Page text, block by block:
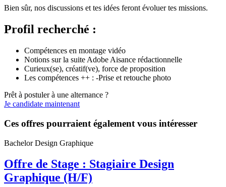
Bien sûr, nos discussions et tes idées feront évoluer tes missions.
Profil recherché :
Compétences en montage vidéo
Notions sur la suite Adobe Aisance rédactionnelle
Curieux(se), créatif(ve), force de proposition
Les compétences ++ : -Prise et retouche photo
Prêt à postuler à une alternance ?
Je candidate maintenant
Ces offres pourraient également vous intéresser
Bachelor Design Graphique
Offre de Stage : Stagiaire Design
Graphique (H/F)